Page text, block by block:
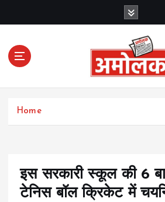
c
Amolak News
Home
इस सरकारी स्कूल की 6
टेनिस बॉल क्रिकेट में